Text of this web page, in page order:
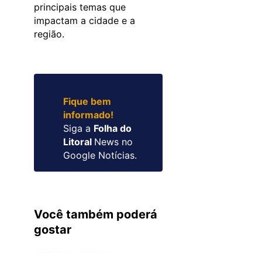
principais temas que
impactam a cidade e a
região.
Fique bem
informado!
Siga a Folha do
Litoral News no
Google Notícias.
Você também poderá
gostar